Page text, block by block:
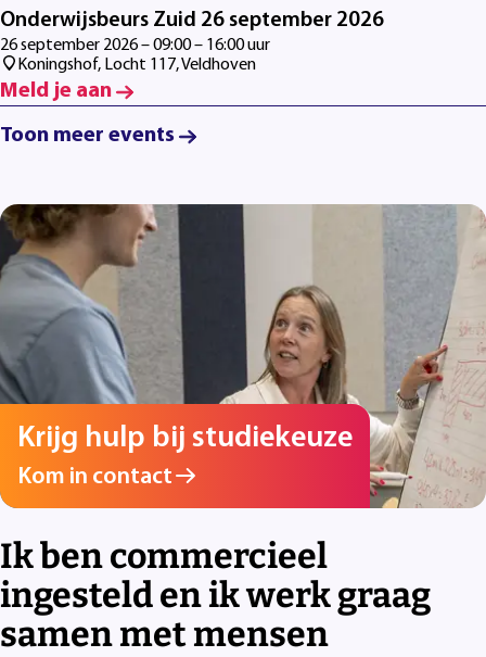
Ik ben commercieel
ingesteld en ik werk graag
samen met mensen
Onderwijsbeurs Zuid 26 september 2026
26 september 2026 – 09:00 – 16:00 uur
Koningshof, Locht 117, Veldhoven
Meld je aan
Toon meer events
Krijg hulp bij studiekeuze
Kom in contact